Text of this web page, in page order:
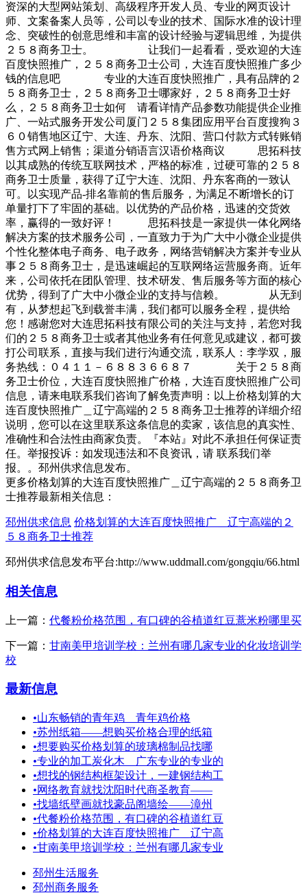
资深的大型网站策划、高级程序开发人员、专业的网页设计
师、文案备案人员等，公司以专业的技术、国际水准的设计理
念、突破性的创意思维和丰富的设计经验与逻辑思维，为提供
２５８商务卫士。 让我们一起看看，受欢迎的大连
百度快照推广，２５８商务卫士公司，大连百度快照推广多少
钱的信息吧 专业的大连百度快照推广，具有品牌的２
５８商务卫士，２５８商务卫士哪家好，２５８商务卫士好
么，２５８商务卫士如何 请看详情产品参数功能提供企业推
广、一站式服务开发公司厦门２５８集团应用平台百度搜狗３
６０销售地区辽宁、大连、丹东、沈阳、营口付款方式转账销
售方式网上销售；渠道分销语言汉语价格商议 思拓科技
以其成熟的传统互联网技术，严格的标准，过硬可靠的２５８
商务卫士质量，获得了辽宁大连、沈阳、丹东客商的一致认
可。以实现产品-排名靠前的售后服务，为满足不断增长的订
单量打下了牢固的基础。以优势的产品价格，迅速的交货效
率，赢得的一致好评！ 思拓科技是一家提供一体化网络
解决方案的技术服务公司，一直致力于为广大中小微企业提供
个性化整体电子商务、电子政务，网络营销解决方案并专业从
事２５８商务卫士，是迅速崛起的互联网络运营服务商。近年
来，公司依托在团队管理、技术研发、售后服务等方面的核心
优势，得到了广大中小微企业的支持与信赖。 从无到
有，从梦想起飞到载誉丰满，我们都可以服务全程，提供给
您！感谢您对大连思拓科技有限公司的关注与支持，若您对我
们的２５８商务卫士或者其他业务有任何意见或建议，都可拨
打公司联系，直接与我们进行沟通交流，联系人：李学双，服
务热线：０４１１－６８８３６６８７ 关于２５８商
务卫士价位，大连百度快照推广价格，大连百度快照推广公司
信息，请来电联系我们咨询了解免责声明：以上价格划算的大
连百度快照推广＿辽宁高端的２５８商务卫士推荐的详细介绍
说明，您可以在这里联系这条信息的卖家，该信息的真实性、
准确性和合法性由商家负责。『本站』对此不承担任何保证责
任。举报投诉：如发现违法和不良资讯，请 联系我们举
报。。邳州供求信息发布。
更多价格划算的大连百度快照推广＿辽宁高端的２５８商务卫
士推荐最新相关信息：
邳州供求信息 价格划算的大连百度快照推广＿辽宁高端的２
５８商务卫士推荐
邳州供求信息发布平台:http://www.uddmall.com/gongqiu/66.html
相关信息
上一篇： 代餐粉价格范围，有口碑的谷植道红豆薏米粉哪里买
下一篇： 甘南美甲培训学校：兰州有哪几家专业的化妆培训学
校
最新信息
•山东畅销的青年鸡 青年鸡价格
•苏州纸箱——想购买价格合理的纸箱
•想要购买价格划算的玻璃棉制品找哪
•专业的加工炭化木＿广东专业的专业的
•想找的钢结构框架设计，一建钢结构工
•网络教育就找沈阳时代商圣教育——
•找墙纸壁画就找豪品阁墙绘——漳州
•代餐粉价格范围，有口碑的谷植道红豆
•价格划算的大连百度快照推广＿辽宁高
•甘南美甲培训学校：兰州有哪几家专业
邳州生活服务
邳州商务服务